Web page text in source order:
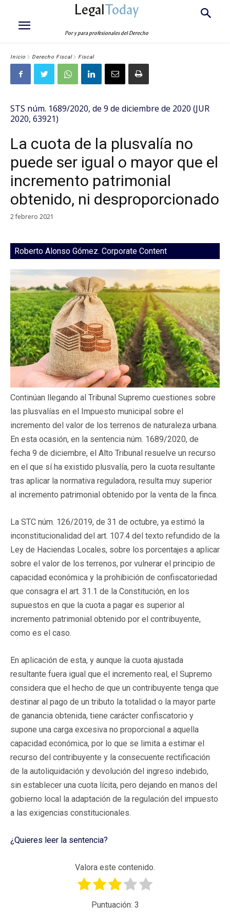
LegalToday
Por y para profesionales del Derecho
Inicio Derecho Fiscal Fiscal
STS núm. 1689/2020, de 9 de diciembre de 2020 (JUR
2020, 63921)
La cuota de la plusvalía no
puede ser igual o mayor que el
incremento patrimonial
obtenido, ni desproporcionado
2 febrero 2021
Roberto Alonso Gómez. Corporate Content
Continúan llegando al Tribunal Supremo cuestiones sobre
las plusvalías en el Impuesto municipal sobre el
incremento del valor de los terrenos de naturaleza urbana.
En esta ocasión, en la sentencia núm. 1689/2020, de
fecha 9 de diciembre, el Alto Tribunal resuelve un recurso
en el que sí ha existido plusvalía, pero la cuota resultante
tras aplicar la normativa reguladora, resulta muy superior
al incremento patrimonial obtenido por la venta de la finca.
La STC núm. 126/2019, de 31 de octubre, ya estimó la
inconstitucionalidad del art. 107.4 del texto refundido de la
Ley de Haciendas Locales, sobre los porcentajes a aplicar
sobre el valor de los terrenos, por vulnerar el principio de
capacidad económica y la prohibición de confiscatoriedad
que consagra el art. 31.1 de la Constitución, en los
supuestos en que la cuota a pagar es superior al
incremento patrimonial obtenido por el contribuyente,
como es el caso.
En aplicación de esta, y aunque la cuota ajustada
resultante fuera igual que el incremento real, el Supremo
considera que el hecho de que un contribuyente tenga que
destinar al pago de un tributo la totalidad o la mayor parte
de ganancia obtenida, tiene carácter confiscatorio y
supone una carga excesiva no proporcional a aquella
capacidad económica, por lo que se limita a estimar el
recurso del contribuyente y la consecuente rectificación
de la autoliquidación y devolución del ingreso indebido,
sin establecer una cuota lícita, pero dejando en manos del
gobierno local la adaptación de la regulación del impuesto
a las exigencias constitucionales.
¿Quieres leer la sentencia?
Valora este contenido.
Puntuación: 3